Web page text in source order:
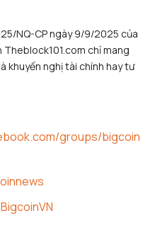
NQ-CP ngày 9/9/2025 của
chỉ mang
khuyến nghị tài chính hay tư
groups/bigcoin